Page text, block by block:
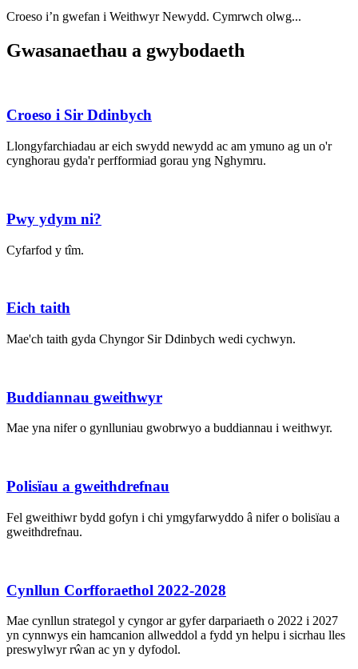
Croeso i’n gwefan i Weithwyr Newydd. Cymrwch olwg...
Gwasanaethau a gwybodaeth
Croeso i Sir Ddinbych
Llongyfarchiadau ar eich swydd newydd ac am ymuno ag un o'r
cynghorau gyda'r perfformiad gorau yng Nghymru.
Pwy ydym ni?
Cyfarfod y tîm.
Eich taith
Mae'ch taith gyda Chyngor Sir Ddinbych wedi cychwyn.
Buddiannau gweithwyr
Mae yna nifer o gynlluniau gwobrwyo a buddiannau i weithwyr.
Polisïau a gweithdrefnau
Fel gweithiwr bydd gofyn i chi ymgyfarwyddo â nifer o bolisïau a
gweithdrefnau.
Cynllun Corfforaethol 2022-2028
Mae cynllun strategol y cyngor ar gyfer darpariaeth o 2022 i 2027
yn cynnwys ein hamcanion allweddol a fydd yn helpu i sicrhau lles
preswylwyr rŵan ac yn y dyfodol.